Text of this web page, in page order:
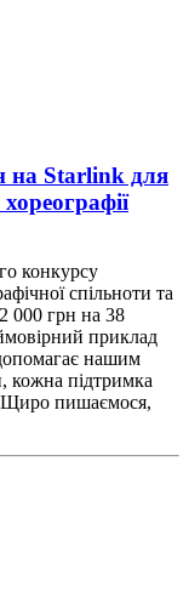
на Starlink для
конкурсу
спільноти та
000 грн на 38
приклад
нашим
кожна підтримка
Щиро пишаємося,